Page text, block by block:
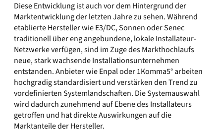
Diese Entwicklung ist auch vor dem Hintergrund der
Marktentwicklung der letzten Jahre zu sehen. Während
etablierte Hersteller wie E3/DC, Sonnen oder Senec
traditionell über eng angebundene, lokale Installateur-
Netzwerke verfügen, sind im Zuge des Markthochlaufs
neue, stark wachsende Installationsunternehmen
entstanden. Anbieter wie Enpal oder 1Komma5° arbeiten
hochgradig standardisiert und verstärken den Trend zu
vordefinierten Systemlandschaften. Die Systemauswahl
wird dadurch zunehmend auf Ebene des Installateurs
getroffen und hat direkte Auswirkungen auf die
Marktanteile der Hersteller.